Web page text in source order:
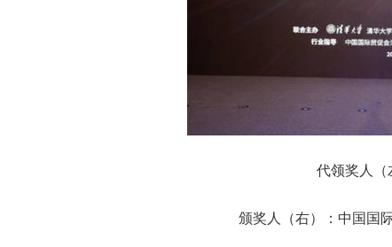
代领奖人（
颁奖人（右）：中国国际